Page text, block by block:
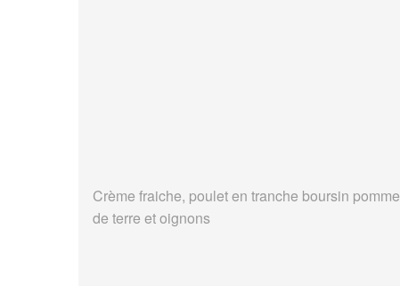
Crème fraiche, poulet en tranche boursin pomme
de terre et oignons